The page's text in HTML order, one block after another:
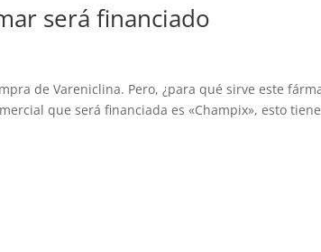
será financiado
de Vareniclina. Pero, ¿para qué sirve este
que será financiada es «Champix», esto